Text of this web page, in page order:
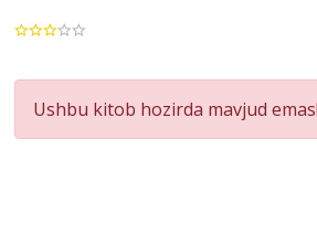
Product
Summery
Ushbu kitob hozirda mavjud